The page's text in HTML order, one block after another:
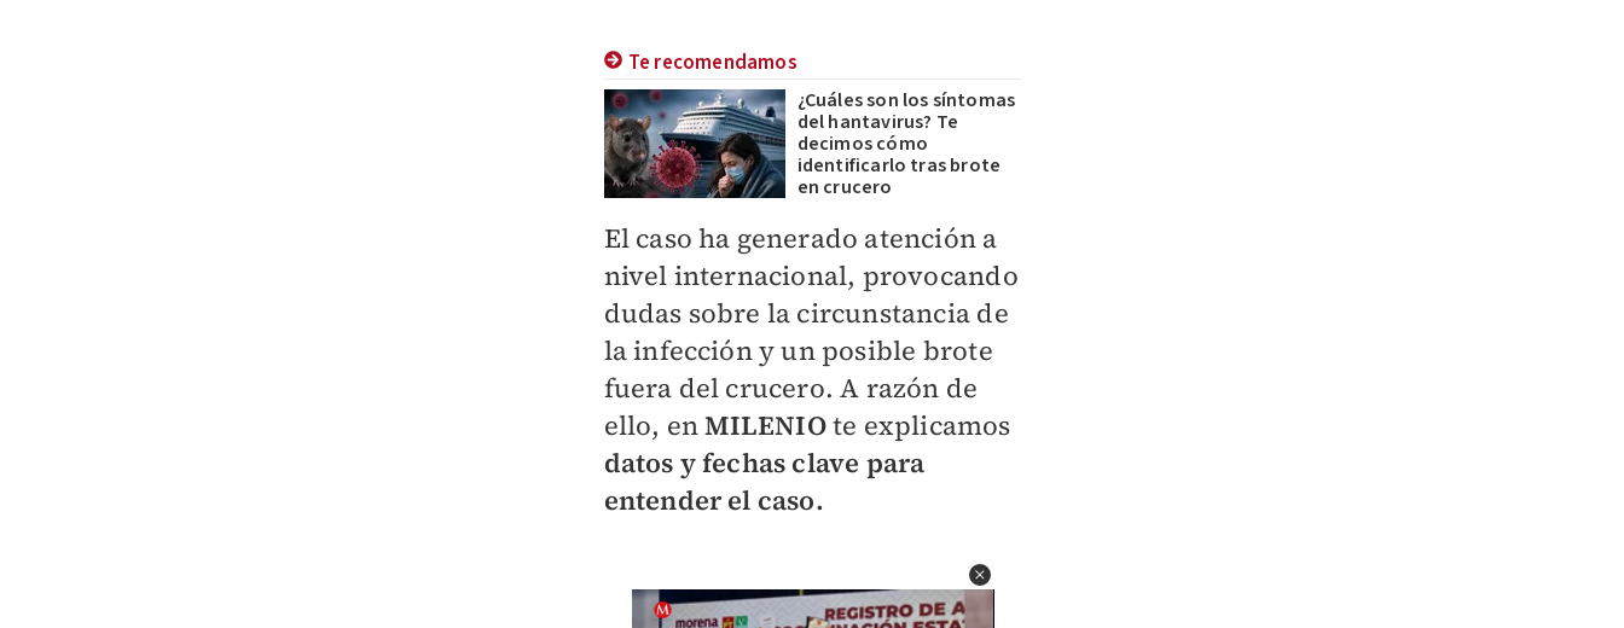
Te recomendamos
¿Cuáles son los síntomas
del hantavirus? Te
decimos cómo
identificarlo tras brote
en crucero
El caso ha generado atención a
nivel internacional, provocando
dudas sobre la circunstancia de
la infección y un posible brote
fuera del crucero. A razón de
ello, enMILENIOte explicamos
datos y fechas clave para
entender el caso.